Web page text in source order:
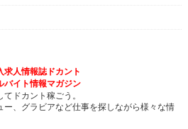
人情報誌ドカント
バイト情報マガジン
ドカント稼ごう。
、グラビアなど仕事を探しながら様々な情